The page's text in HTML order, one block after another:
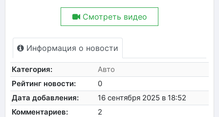
Смотреть видео
Информация о новости
Категория:
Авто
Рейтинг новости:
0
Дата добавления:
16 сентября 2025 в 18:52
Комментариев:
2